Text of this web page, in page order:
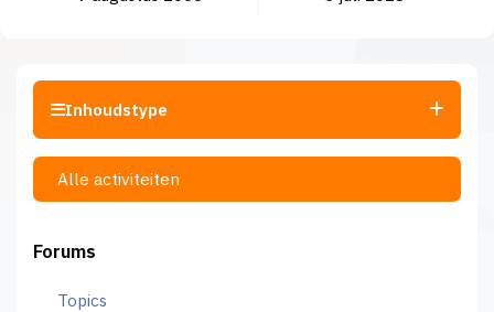
Inhoudstype
Alle activiteiten
Forums
Topics